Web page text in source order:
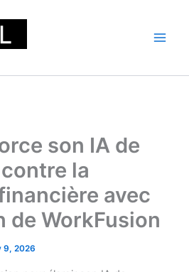
son IA de
la
avec
de WorkFusion
9, 2026